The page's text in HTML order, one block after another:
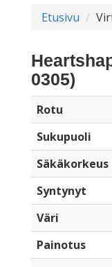
Etusivu
0305)
Rotu
Sukupuoli
Säkäkorkeus
Syntynyt
Väri
Painotus